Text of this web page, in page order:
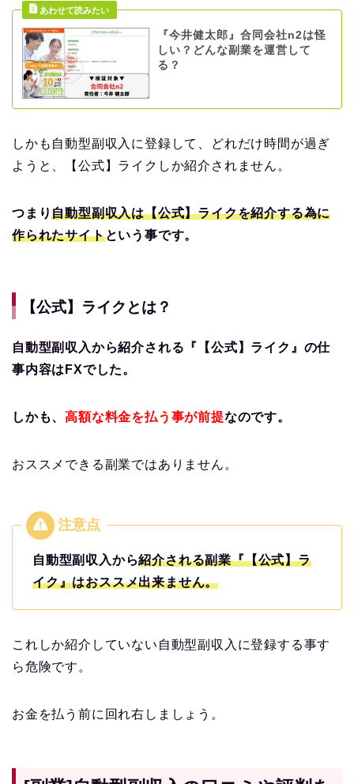
『今井健太郎』合同会社n2は怪
しい？どんな副業を運営して
る？
しかも自動型副収入に登録して、どれだけ時間が過ぎ
ようと、【公式】ライクしか紹介されません。
つまり自動型副収入は【公式】ライクを紹介する為に
作られたサイトという事です。
【公式】ライクとは？
自動型副収入から紹介される『【公式】ライク』の仕
事内容はFXでした。
しかも、高額な料金を払う事が前提なのです。
おススメできる副業ではありません。
自動型副収入から紹介される副業『【公式】ラ
イク』はおススメ出来ません。
これしか紹介していない自動型副収入に登録する事す
ら危険です。
お金を払う前に回れ右しましょう。